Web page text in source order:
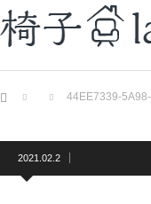
ホーム 44EE7339-
2021.02.2